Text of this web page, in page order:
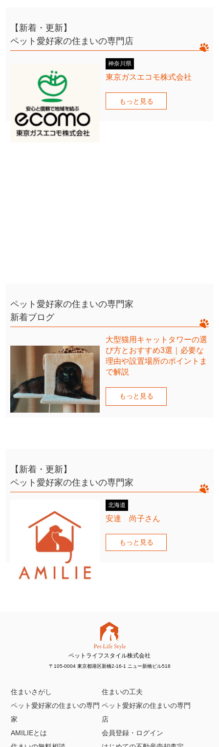
【新着・更新】
ペット愛好家の住まいの専門店
神奈川県
東京ガスエコモ株式会社
もっと見る
ペット愛好家の住まいの専門家
新着ブログ
大型猫用キャットタワーの選
び方とおすすめ3選｜必要な
理由や設置場所のポイントま
で解説
もっと見る
【新着・更新】
ペット愛好家の住まいの専門家
北海道
安達 尚子さん
もっと見る
ペットライフスタイル株式会社
〒105-0004 東京都港区新橋2-16-1 ニュー新橋ビル518
住まいさがし
住まいの工夫
ペット愛好家の住まいの専門
家
ペット愛好家の住まいの専門
店
AMILIEとは
会員登録・ログイン